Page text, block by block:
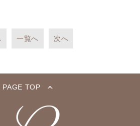
一覧へ 次へ
PAGE TOP